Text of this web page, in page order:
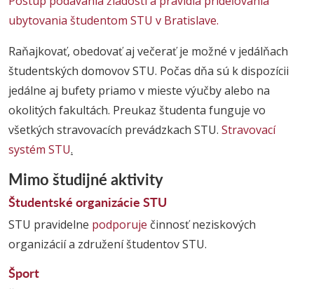
ubytovania študentom STU v Bratislave.
Raňajkovať, obedovať aj večerať je možné v jedálňach
študentských domovov STU. Počas dňa sú k dispozícii
jedálne aj bufety priamo v mieste výučby alebo na
okolitých fakultách. Preukaz študenta funguje vo
všetkých stravovacích prevádzkach STU. Stravovací
systém STU.
Mimo študijné aktivity
Študentské organizácie STU
STU pravidelne podporuje činnosť neziskových
organizácií a združení študentov STU.
Šport